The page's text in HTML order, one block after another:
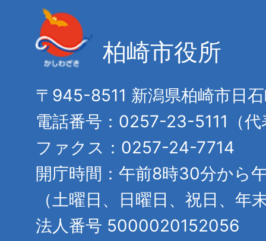
柏崎市役所
〒945-8511 新潟県柏崎市日
電話番号：0257-23-5111（代
ファクス：0257-24-7714
開庁時間：午前8時30分から
（土曜日、日曜日、祝日、年
法人番号 5000020152056